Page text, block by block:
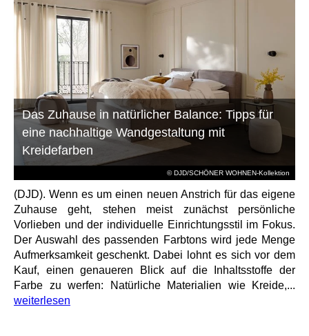
© DJD/SCHÖNER WOHNEN-Kollektion
Das Zuhause in natürlicher Balance: Tipps für
eine nachhaltige Wandgestaltung mit
Kreidefarben
(DJD). Wenn es um einen neuen Anstrich für das eigene
Zuhause geht, stehen meist zunächst persönliche
Vorlieben und der individuelle Einrichtungsstil im Fokus.
Der Auswahl des passenden Farbtons wird jede Menge
Aufmerksamkeit geschenkt. Dabei lohnt es sich vor dem
Kauf, einen genaueren Blick auf die Inhaltsstoffe der
Farbe zu werfen: Natürliche Materialien wie Kreide,...
weiterlesen